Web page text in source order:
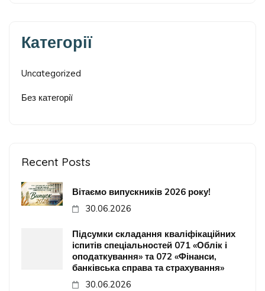
Категорії
Uncategorized
Без категорії
Recent Posts
Вітаємо випускників 2026 року!
30.06.2026
Підсумки складання кваліфікаційних
іспитів спеціальностей 071 «Облік і
оподаткування» та 072 «Фінанси,
банківська справа та страхування»
30.06.2026